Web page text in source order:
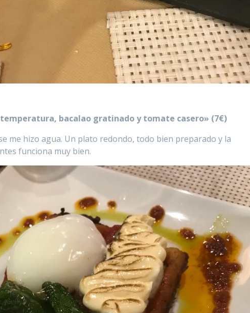
bacalao gratinado y tomate casero» (7€)
me hizo agua. Un plato redondo, todo bien preparado y la
funciona muy bien.